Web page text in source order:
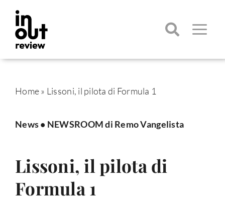
contenuto
Toggle
per:
Home» Lissoni, il pilota di Formula 1
News• NEWSROOM di Remo Vangelista
Lissoni, il pilota di
Formula 1